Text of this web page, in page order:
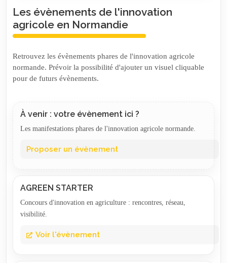
Les évènements de l'innovation
agricole en Normandie
Retrouvez les évènements phares de l'innovation agricole
normande. Prévoir la possibilité d'ajouter un visuel cliquable
pour de futurs évènements.
À venir : votre évènement ici ?
Les manifestations phares de l'innovation agricole normande.
Proposer un évènement
AGREEN STARTER
Concours d'innovation en agriculture : rencontres, réseau,
visibilité.
Voir l'évènement